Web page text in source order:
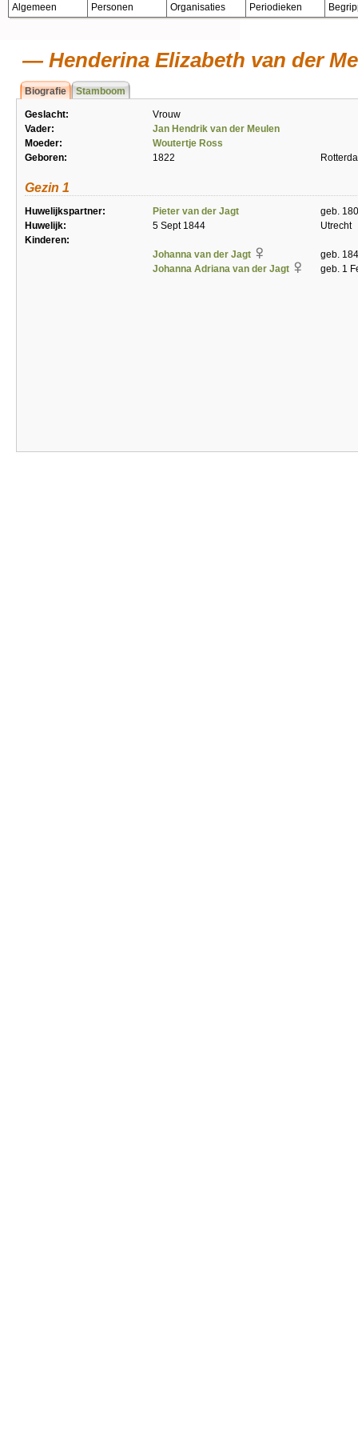
Algemeen Personen Organisaties Periodieken
Henderina Elizabeth van der
Biografie Stamboom
Geslacht:
Vrouw
Vader:
Jan Hendrik van der Meulen
Moeder:
Woutertje Ross
Geboren:
1822
Gezin 1
Huwelijkspartner: Pieter van der Jagt
geb.
Huwelijk:
5 Sept 1844
Utrecht
Kinderen:
Johanna van der Jagt
geb.
Johanna Adriana van der Jagt
geb. 1